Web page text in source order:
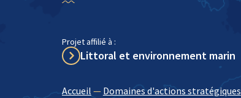
Projet affilié à :
Littoral et environnement marin
Accueil — Domaines d'actions stratégiques